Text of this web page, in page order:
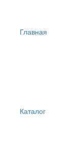
Главная
Каталог